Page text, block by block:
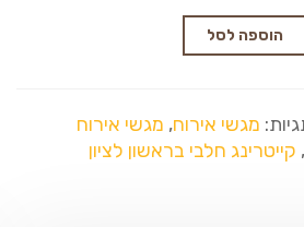
הוספה לסל
מגשי אירוח, מגשי אירוח
, קייטרינג חלבי בראשון לציון